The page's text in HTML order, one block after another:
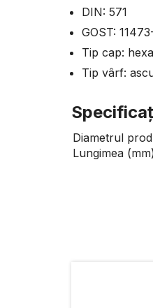
DIN: 571
GOST:
Tip cap:
Tip vârf:
Diametrul
Lungimea